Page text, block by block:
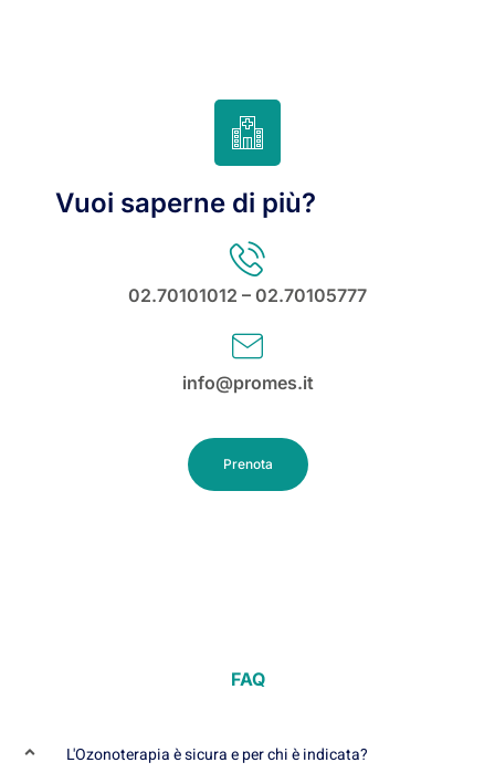
Vuoi saperne di più?
02.70101012 – 02.70105777
info@promes.it
Prenota
FAQ
L'Ozonoterapia è sicura e per chi è indicata?